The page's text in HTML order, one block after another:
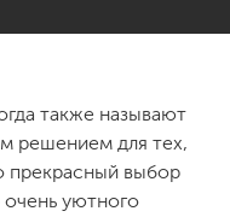
также называют
решением для тех,
прекрасный выбор
уютного